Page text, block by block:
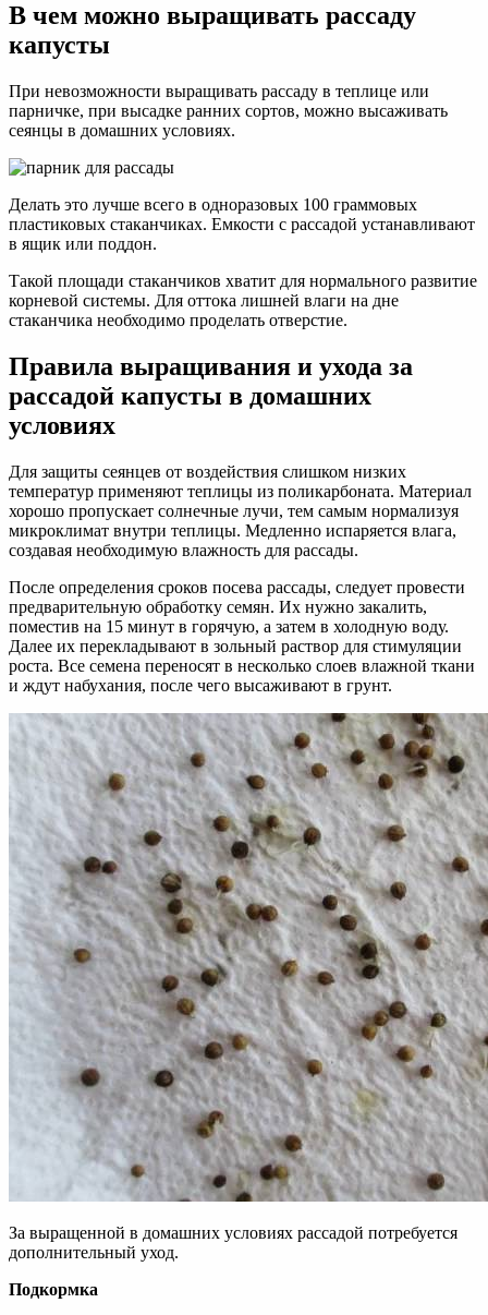
В чем можно выращивать рассаду
капусты
При невозможности выращивать рассаду в теплице или
парничке, при высадке ранних сортов, можно высаживать
сеянцы в домашних условиях.
Делать это лучше всего в одноразовых 100 граммовых
пластиковых стаканчиках. Емкости с рассадой устанавливают
в ящик или поддон.
Такой площади стаканчиков хватит для нормального развитие
корневой системы. Для оттока лишней влаги на дне
стаканчика необходимо проделать отверстие.
Правила выращивания и ухода за
рассадой капусты в домашних
условиях
Для защиты сеянцев от воздействия слишком низких
температур применяют теплицы из поликарбоната. Материал
хорошо пропускает солнечные лучи, тем самым нормализуя
микроклимат внутри теплицы. Медленно испаряется влага,
создавая необходимую влажность для рассады.
После определения сроков посева рассады, следует провести
предварительную обработку семян. Их нужно закалить,
поместив на 15 минут в горячую, а затем в холодную воду.
Далее их перекладывают в зольный раствор для стимуляции
роста. Все семена переносят в несколько слоев влажной ткани
и ждут набухания, после чего высаживают в грунт.
За выращенной в домашних условиях рассадой потребуется
дополнительный уход.
Подкормка